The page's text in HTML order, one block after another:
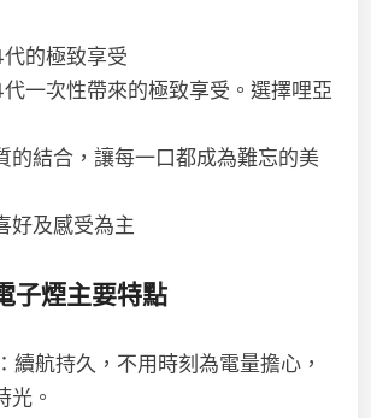
的極致享受
一次性帶來的極致享受。選擇哩亞
的結合，讓每一口都成為難忘的美
好及感受為主
子煙主要特點
續航持久，不用時刻為電量擔心，
光。